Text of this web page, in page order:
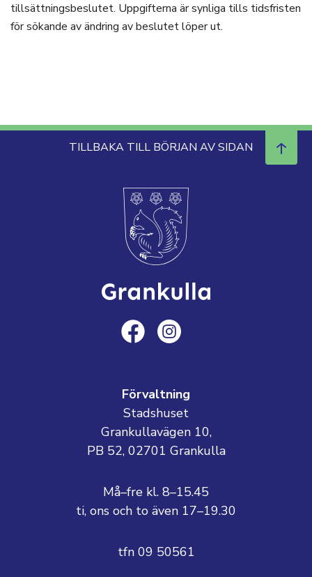
tillsättningsbeslutet. Uppgifterna är synliga tills tidsfristen
för sökande av ändring av beslutet löper ut.
TILLBAKA TILL BÖRJAN AV SIDAN
Förvaltning
Stadshuset
Grankullavägen 10,
PB 52, 02701 Grankulla
Må–fre kl. 8–15.45
ti, ons och to även 17–19.30
tfn 09 50561